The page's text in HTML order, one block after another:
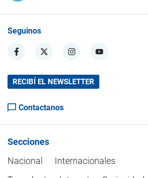
Seguinos
RECIBÍ EL NEWSLETTER
Contactanos
Secciones
Nacional
Internacionales